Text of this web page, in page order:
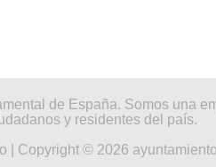
de España. Somos una
y residentes del país.
| Copyright © 2026